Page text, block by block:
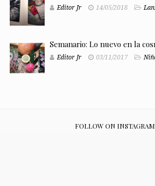
Editor Jr 14/05/2018
Semanario: Lo nuevo en la
Editor Jr 03/11/2017
FOLLOW ON INSTAGRAM